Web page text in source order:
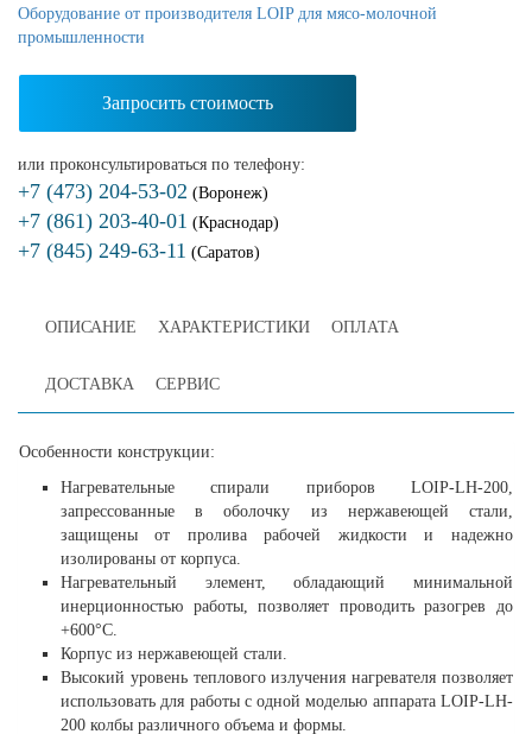
Оборудование от производителя LOIP для мясо-молочной
промышленности
Запросить стоимость
или проконсультироваться по телефону:
+7 (473) 204-53-02 (Воронеж)
+7 (861) 203-40-01 (Краснодар)
+7 (845) 249-63-11 (Саратов)
ОПИСАНИЕ ХАРАКТЕРИСТИКИ ОПЛАТА
ДОСТАВКА СЕРВИС
Особенности конструкции:
Нагревательные спирали приборов LOIP-LH-200,
запрессованные в оболочку из нержавеющей стали,
защищены от пролива рабочей жидкости и надежно
изолированы от корпуса.
Нагревательный элемент, обладающий минимальной
инерционностью работы, позволяет проводить разогрев до
+600°С.
Корпус из нержавеющей стали.
Высокий уровень теплового излучения нагревателя позволяет
использовать для работы с одной моделью аппарата LOIP-LH-
200 колбы различного объема и формы.